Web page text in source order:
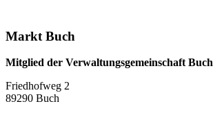
Markt Buch
Mitglied der Verwaltungsgemeinschaft Buch
Friedhofweg 2
89290 Buch